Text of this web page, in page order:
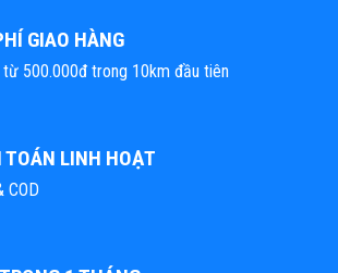
GIAO HÀNG
từ 500.000đ trong 10km đầu tiên
LINH HOẠT
COD